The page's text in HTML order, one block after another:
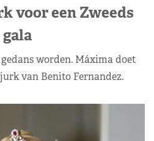
voor een Zweeds
gala
worden. Máxima doet
van Benito Fernandez.